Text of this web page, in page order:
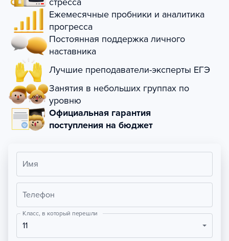
Ежемесячные пробники и аналитика
прогресса
Постоянная поддержка личного
наставника
Лучшие преподаватели-эксперты ЕГЭ
Занятия в небольших группах по
уровню
Официальная гарантия
поступления на бюджет
Имя
Телефон
Класс, в который перешли
11